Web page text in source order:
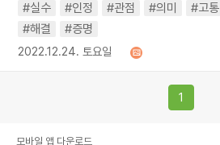
#실수 #인정 #관점 #의미 #고통
#해결
#증명
2022.12.24. 토요일
1
모바일 앱 다운로드